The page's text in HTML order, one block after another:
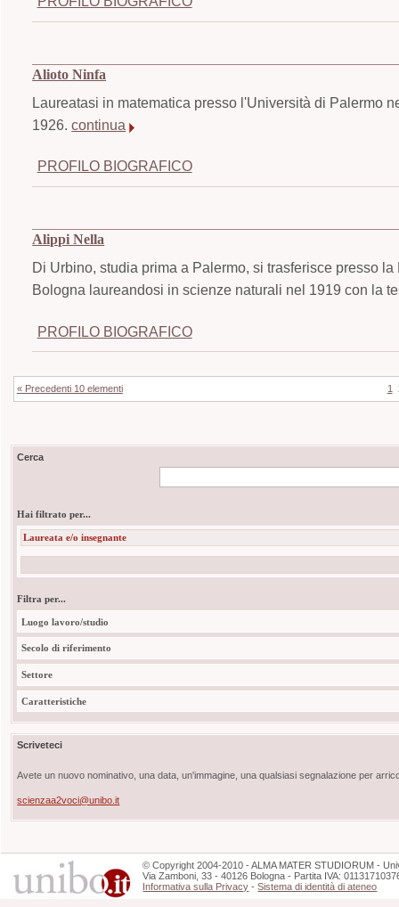
Alioto Ninfa
Laureatasi in matematica presso l'Università di Palermo
1926.continua
PROFILO BIOGRAFICO
Alippi Nella
Di Urbino, studia prima a Palermo, si trasferisce presso
Bologna laureandosi in scienze naturali nel 1919 con la
PROFILO BIOGRAFICO
« Precedenti 10 elementi 1
Cerca
Hai filtrato per...
Laureata e/o insegnante
Filtra per...
Luogo lavoro/studio
Secolo di riferimento
Settore
Caratteristiche
Scriveteci
Avete un nuovo nominativo, una data, un'immagine, una qualsiasi segnalazione per
scienzaa2voci@unibo.it
©Copyright 2004-2010 - ALMA MATER STUDIORUM -
Via Zamboni, 33 - 40126 Bologna - Partita IVA:
Informativa sulla Privacy -Sistema di identità di ateneo